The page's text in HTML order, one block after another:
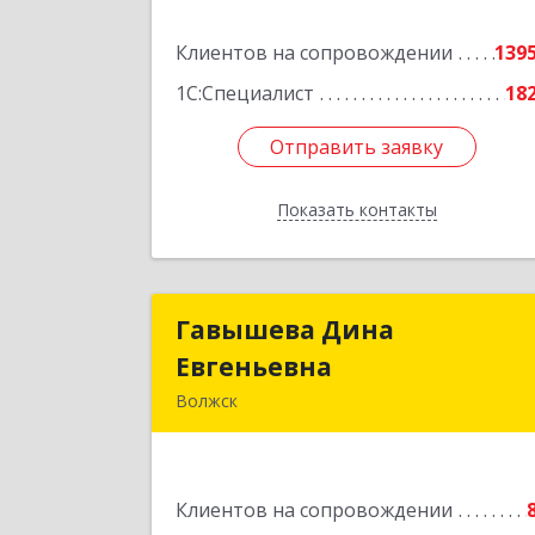
Клиентов на сопровождении
1С:Специалист
Отправить заявку
Показать контакты
Отправить заявку
Назад
Гавышева Дина
Евгеньевна
Волжск
Клиентов на сопровождении
Гавышева Дина